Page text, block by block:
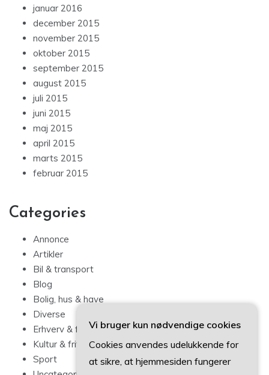
januar 2016
december 2015
november 2015
oktober 2015
september 2015
august 2015
juli 2015
juni 2015
maj 2015
april 2015
marts 2015
februar 2015
Categories
Annonce
Artikler
Bil & transport
Blog
Bolig, hus & have
Diverse
Erhverv & forbrug
Kultur & fritid
Sport
Vi bruger kun nødvendige cookies
Cookies anvendes udelukkende for
at sikre, at hjemmesiden fungerer